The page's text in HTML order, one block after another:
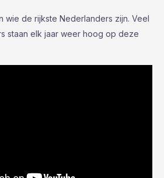
wie de rijkste Nederlanders zijn. Veel
staan elk jaar weer hoog op deze